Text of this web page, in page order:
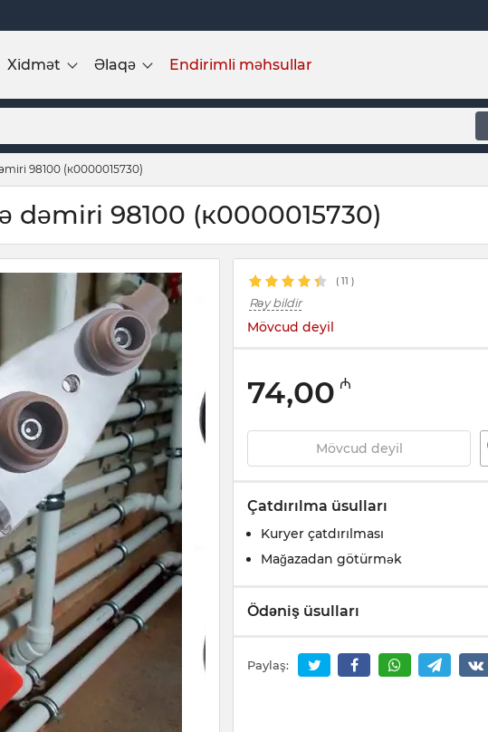
Xidmət Əlaqə Endirimli məhsullar
98100 (к0000015730)
98100 (к0000015730)
( 11 )
Rəy bildir
Mövcud deyil
74,00 ₼
Mövcud deyil
Çatdırılma üsulları
Kuryer çatdırılması
Mağazadan götürmək
Ödəniş üsulları
Paylaş: